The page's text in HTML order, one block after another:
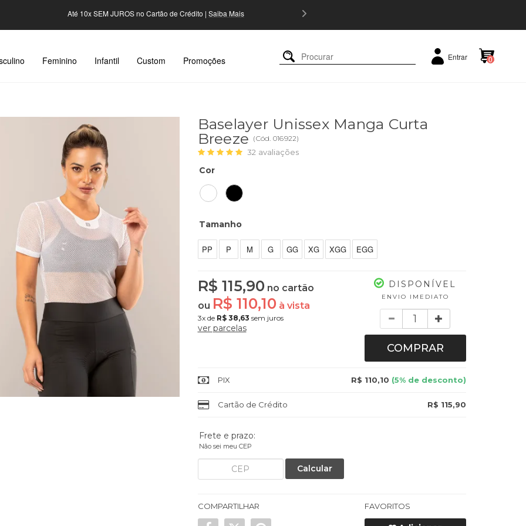
Até 10x SEM JUROS no Cartão de Crédito | Saiba Mais
Feminino Infantil Custom Promoções Entrar 0
Baselayer Unissex Manga Curta
Breeze (Cód. 016922)
32 avaliações
Cor
Tamanho
PP P M G GG XG XGG EGG
R$ 115,90 no cartão
ou R$ 110,10 à vista
3xde R$ 38,63 sem juros
ver parcelas
DISPONÍVEL
ENVIO IMEDIATO
Quantidade
COMPRAR
PIX R$ 110,10 (5% de desconto)
Cartão de Crédito R$ 115,90
Frete e prazo:
Não sei meu CEP
Calcular
COMPARTILHAR FAVORITOS